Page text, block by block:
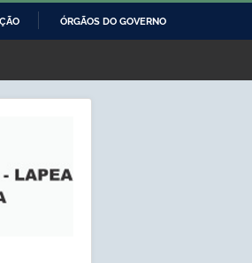
ÓRGÃOS DO GOVERNO